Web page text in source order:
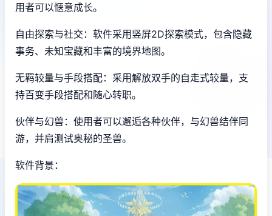
用者可以惬意成长。
自由探索与社交：软件采用竖屏2D探索模式，包含隐藏
事务、未知宝藏和丰富的境界地图。
无羁较量与手段搭配：采用解放双手的自走式较量，支
持百变手段搭配和随心转职。
伙伴与幻兽：使用者可以邂逅各种伙伴，与幻兽结伴同
游，并肩测试奥秘的圣兽。
软件背景：